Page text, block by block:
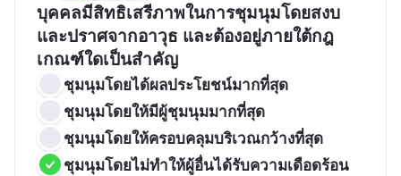
บุคคลมีสิทธิเสรีภาพในการชุมนุมโดยสงบ
และปราศจากอาวุธ และต้องอยู่ภายใต้กฎ
เกณฑ์ใดเป็นสำคัญ
ชุมนุมโดยให้มีผู้ชุมนุมมากที่สุด
ชุมนุมโดยให้ครอบคลุมบริเวณกว้างที่สุด
ชุมนุมโดยไม่ทำให้ผู้อื่นได้รับความเดือดร้อน